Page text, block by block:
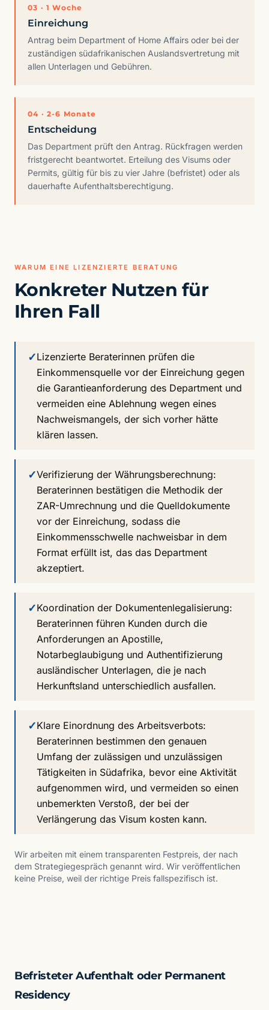
03 · 1 Woche
Einreichung
Antrag beim Department of Home Affairs oder bei der
zuständigen südafrikanischen Auslandsvertretung mit
allen Unterlagen und Gebühren.
04 · 2-6 Monate
Entscheidung
Das Department prüft den Antrag. Rückfragen werden
fristgerecht beantwortet. Erteilung des Visums oder
Permits, gültig für bis zu vier Jahre (befristet) oder als
dauerhafte Aufenthaltsberechtigung.
WARUM EINE LIZENZIERTE BERATUNG
Konkreter Nutzen für
Ihren Fall
✓Lizenzierte Beraterinnen prüfen die
Einkommensquelle vor der Einreichung gegen
die Garantieanforderung des Department und
vermeiden eine Ablehnung wegen eines
Nachweismangels, der sich vorher hätte
klären lassen.
✓Verifizierung der Währungsberechnung:
Beraterinnen bestätigen die Methodik der
ZAR-Umrechnung und die Quelldokumente
vor der Einreichung, sodass die
Einkommensschwelle nachweisbar in dem
Format erfüllt ist, das das Department
akzeptiert.
✓Koordination der Dokumentenlegalisierung:
Beraterinnen führen Kunden durch die
Anforderungen an Apostille,
Notarbeglaubigung und Authentifizierung
ausländischer Unterlagen, die je nach
Herkunftsland unterschiedlich ausfallen.
✓Klare Einordnung des Arbeitsverbots:
Beraterinnen bestimmen den genauen
Umfang der zulässigen und unzulässigen
Tätigkeiten in Südafrika, bevor eine Aktivität
aufgenommen wird, und vermeiden so einen
unbemerkten Verstoß, der bei der
Verlängerung das Visum kosten kann.
Wir arbeiten mit einem transparenten Festpreis, der nach
dem Strategiegespräch genannt wird. Wir veröffentlichen
keine Preise, weil der richtige Preis fallspezifisch ist.
Befristeter Aufenthalt oder Permanent
Residency